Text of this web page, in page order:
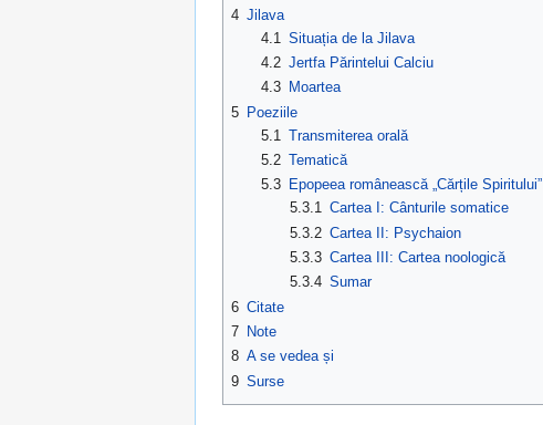
4 Jilava
4.1 Situația de la Jilava
4.2 Jertfa Părintelui Calciu
4.3
Moartea
5 Poeziile
5.1 Transmiterea orală
5.2 Tematică
5.3
Epopeea românească „Cărțile Spiritului”
5.3.1 Cartea I: Cânturile somatice
5.3.2 Cartea II: Psychaion
5.3.3 Cartea III: Cartea noologică
5.3.4 Sumar
6 Citate
7 Note
8 A se vedea și
9 Surse